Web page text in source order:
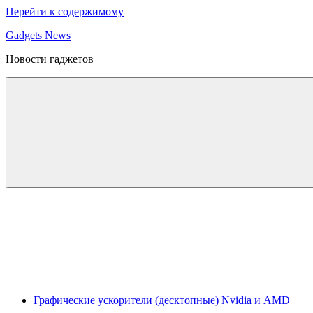
Перейти к содержимому
Gadgets News
Новости гаджетов
Графические ускорители (десктопные) Nvidia и AMD